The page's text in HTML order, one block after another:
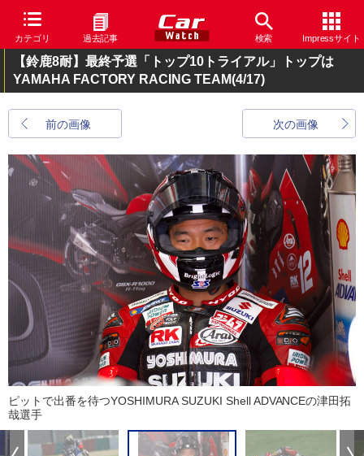
カテゴリ 過去記事 検索 Impressサイト
【鈴鹿8耐】最終予選「トップ10トライアル」トップは
YAMAHA FACTORY RACING TEAM(4/17)
前の画像 次の画像
ピットで出番を待つYOSHIMURA SUZUKI Shell ADVANCEの津田拓
哉選手